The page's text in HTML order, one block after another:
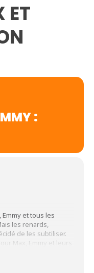
ET
:
et tous les
les renards,
de les subtiliser.
Max, Emmy et leurs